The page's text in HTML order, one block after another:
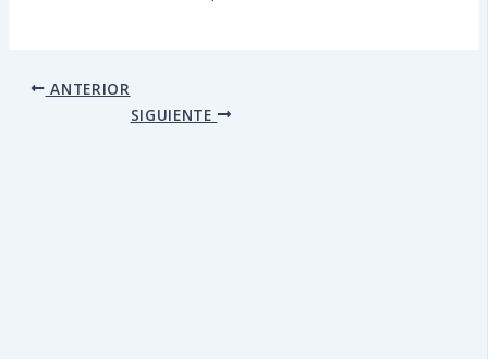
ANTERIOR
SIGUIENTE